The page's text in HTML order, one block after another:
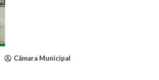
Câmara Municipal